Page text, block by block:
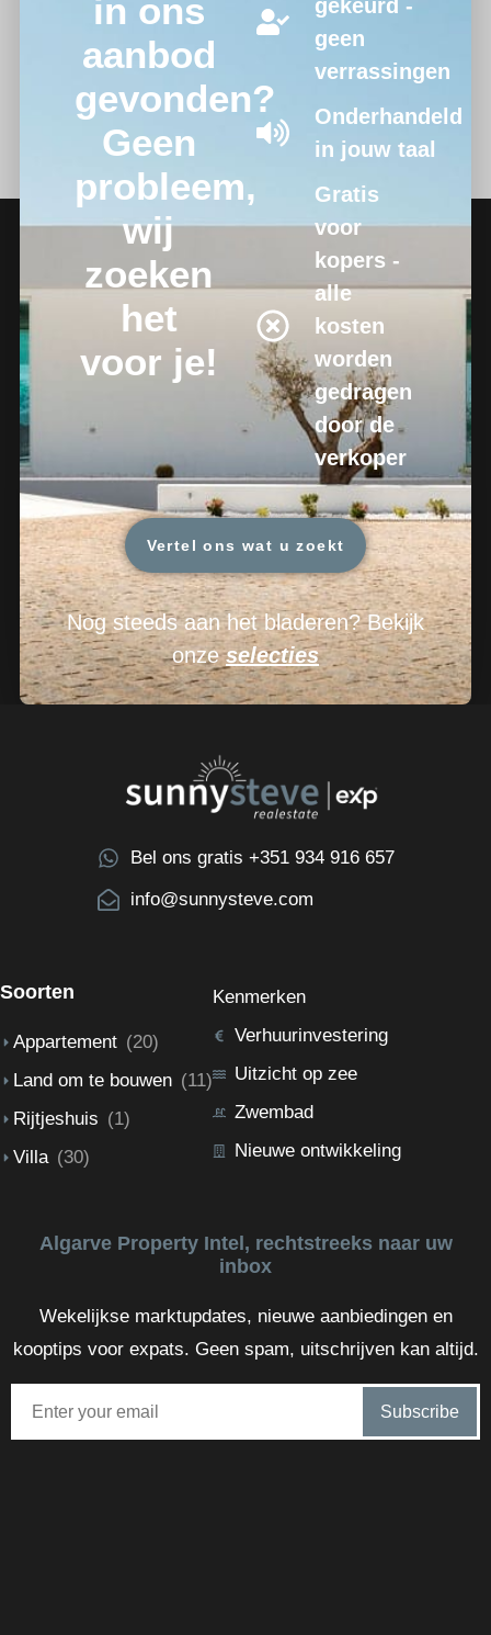
in ons
aanbod
gevonden?
Geen
probleem,
wij
zoeken
het
voor je!
gekeurd -
geen
verrassingen
Onderhandeld
in jouw taal
Gratis
voor
kopers -
alle
kosten
worden
gedragen
door de
verkoper
Vertel ons wat u zoekt
Nog steeds aan het bladeren? Bekijk
onzeselecties
Bel ons gratis +351 934 916 657
info@sunnysteve.com
Soorten
Appartement (20)
Land om te bouwen (11)
Rijtjeshuis (1)
Villa (30)
Kenmerken
Verhuurinvestering
Uitzicht op zee
Zwembad
Nieuwe ontwikkeling
Algarve Property Intel, rechtstreeks naar uw
inbox
Wekelijkse marktupdates, nieuwe aanbiedingen en
kooptips voor expats. Geen spam, uitschrijven kan altijd.